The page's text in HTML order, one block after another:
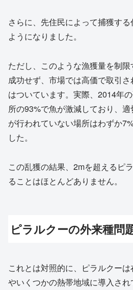
さらに、先住民によって捕獲す
ようになりました。
ただし、このような漁獲量を制
成功せず、市場では高価で取引
はついています。実際、2014年
所の93%で魚が激減しており、
が行われていない場所はわずか
した。
この乱獲の結果、2mを超えるピ
ることはほとんどありません。
ピラルクーの外来種問
これとは対照的に、ピラルクー
やいくつかの熱帯地域に導入さ